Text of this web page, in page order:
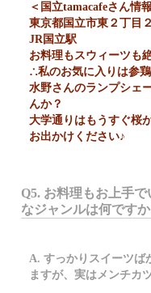
＜国立tamacafeさん情
東京都国立市東２丁目
JR国立駅
お料理もスウィーツも
∴私のお気に入りは参
水野さんのランプシェ
んか？
大学通りはもうすぐ桜
お出かけください♪
Q5. お料理もお上手
なジャンルは何ですか
A. すっかりスイーツば
ますが、実はメンチカ